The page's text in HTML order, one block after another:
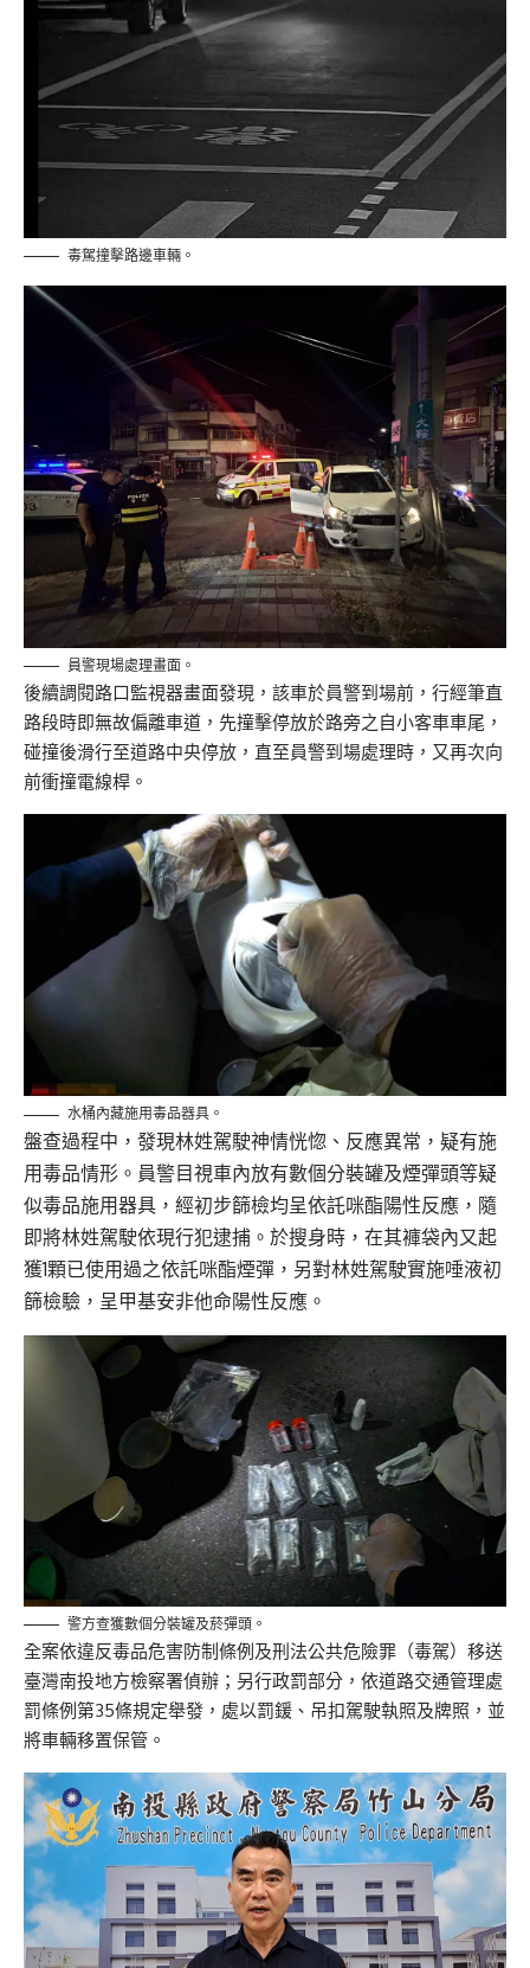
毒駕撞擊路邊車輛。
員警現場處理畫面。
後續調閱路口監視器畫面發現，該車於員警到場前，行經筆直
路段時即無故偏離車道，先撞擊停放於路旁之自小客車車尾，
碰撞後滑行至道路中央停放，直至員警到場處理時，又再次向
前衝撞電線桿。
水桶內藏施用毒品器具。
盤查過程中，發現林姓駕駛神情恍惚、反應異常，疑有施
用毒品情形。員警目視車內放有數個分裝罐及煙彈頭等疑
似毒品施用器具，經初步篩檢均呈依託咪酯陽性反應，隨
即將林姓駕駛依現行犯逮捕。於搜身時，在其褲袋內又起
獲1顆已使用過之依託咪酯煙彈，另對林姓駕駛實施唾液初
篩檢驗，呈甲基安非他命陽性反應。
警方查獲數個分裝罐及菸彈頭。
全案依違反毒品危害防制條例及刑法公共危險罪（毒駕）移送
臺灣南投地方檢察署偵辦；另行政罰部分，依道路交通管理處
罰條例第35條規定舉發，處以罰鍰、吊扣駕駛執照及牌照，並
將車輛移置保管。